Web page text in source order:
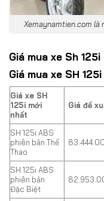
Xemaynamtien.com là
Giá mua xe Sh
Giá mua xe SH
Giá xe SH
125i mới
nhất
Giá đề
SH 125i ABS
phiên bản Thể
Thao
SH 125i ABS
phiên bản
Đặc Biệt